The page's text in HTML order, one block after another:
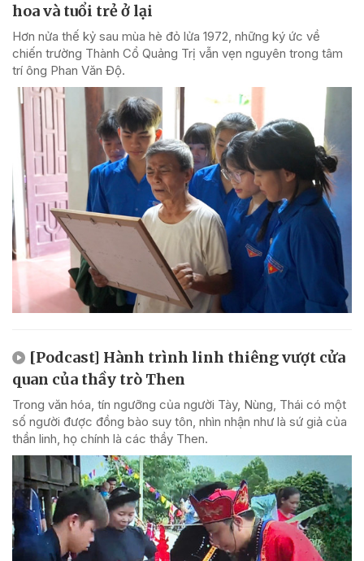
hoa và tuổi trẻ ở lại
Hơn nửa thế kỷ sau mùa hè đỏ lửa 1972, những ký ức về
chiến trường Thành Cổ Quảng Trị vẫn vẹn nguyên trong tâm
trí ông Phan Văn Độ.
[Podcast] Hành trình linh thiêng vượt cửa
quan của thầy trò Then
Trong văn hóa, tín ngưỡng của người Tày, Nùng, Thái có một
số người được đồng bào suy tôn, nhìn nhận như là sứ giả của
thần linh, họ chính là các thầy Then.